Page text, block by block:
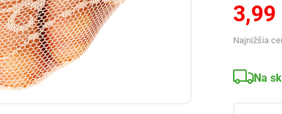
3,99
Najnižšia
Na